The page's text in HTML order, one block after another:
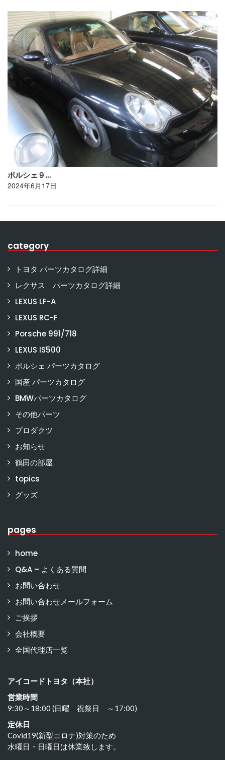
ポルシェ９…
2024年6月17日
category
トヨタ パーツカタログ詳細
レクサス パーツカタログ詳細
LEXUS LF-A
LEXUS RC-F
Porsche 991/718
LEXUS IS500
ポルシェ パーツカタログ
国産 パーツカタログ
BMWパーツカタログ
その他パーツ
プロダクツ
お知らせ
鶴田の部屋
topics
グッズ
pages
home
Q&A – よくある質問
お問い合わせ
お問い合わせメールフォーム
ご挨拶
会社概要
全国代理店一覧
アイコードトヨタ（本社）
営業時間
9:30～18:00 (日曜 祝祭日 ～17:00)
定休日
Covid19(新型コロナ)対策のため
水曜日・日曜日は休業致します。